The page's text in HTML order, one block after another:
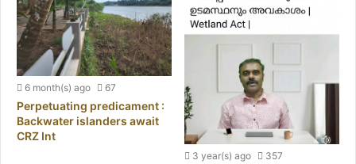
6 month(s) ago 67
Perpetuating predicament :
Backwater islanders await
CRZ Int
3 year(s) ago 357